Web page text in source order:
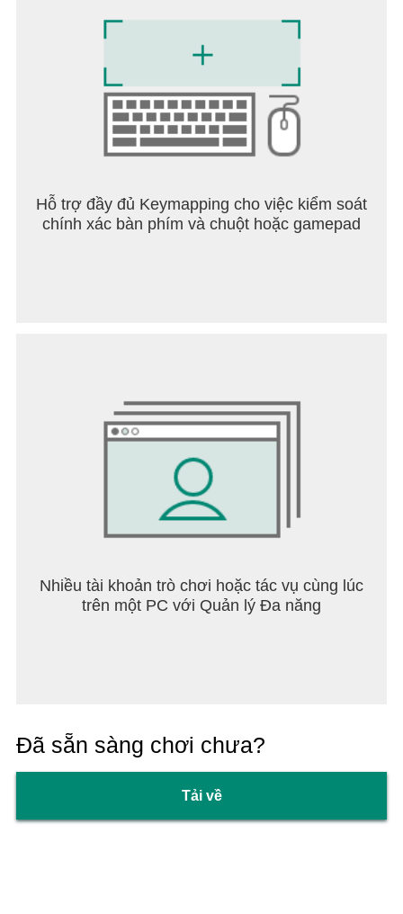
This app: requires a persistent Internet connection
(network fees may apply); Requires acceptance of
EA’s Privacy & Cookie Policy and User Agreement.
includes in-game advertising; collects data through
third party analytics technology (see Privacy &
Cookie Policy for details); contains direct links to
the Internet and social networking sites intended for
Hỗ trợ đầy đủ Keymapping cho việc kiểm soát
chính xác bàn phím và chuột hoặc gamepad
Nhiều tài khoản trò chơi hoặc tác vụ cùng lúc
trên một PC với Quản lý Đa năng
Đã sẵn sàng chơi chưa?
Tải về